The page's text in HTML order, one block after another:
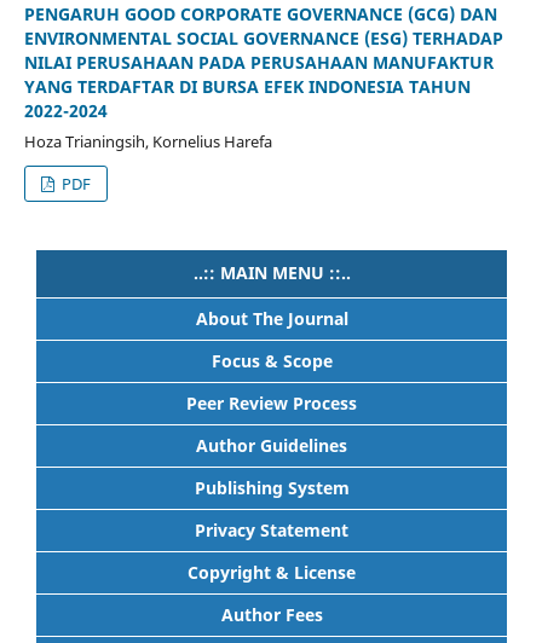
PENGARUH GOOD CORPORATE GOVERNANCE (GCG) DAN
ENVIRONMENTAL SOCIAL GOVERNANCE (ESG) TERHADAP
NILAI PERUSAHAAN PADA PERUSAHAAN MANUFAKTUR
YANG TERDAFTAR DI BURSA EFEK INDONESIA TAHUN
2022-2024
Hoza Trianingsih, Kornelius Harefa
PDF
..:: MAIN MENU ::..
About The Journal
Focus & Scope
Peer Review Process
Author Guidelines
Publishing System
Privacy Statement
Copyright & License
Author Fees